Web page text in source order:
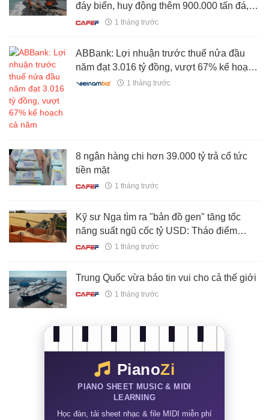
đáy biển, huy động thêm 900.000 tấn đá,
"bức tường" 4,1 nghìn tỷ đồng sắp thành
1 tháng trước
ABBank: Lợi nhuận trước thuế nửa đầu
năm đạt 3.016 tỷ đồng, vượt 67% kế hoạch
cả năm
1 tháng trước
8 ngân hàng chi hơn 39.000 tỷ trả cổ tức
tiền mặt
1 tháng trước
Kỹ sư Nga tìm ra "bản đồ gen" tăng tốc
năng suất ngũ cốc tỷ USD: Tháo điểm
nghẽn của ngành nông nghiệp
1 tháng trước
Trung Quốc vừa báo tin vui cho cả thế giới
1 tháng trước
PianoZi
PIANO SHEET MUSIC & MIDI
LEARNING
Học đàn, tải sheet nhạc & file MIDI miễn phí